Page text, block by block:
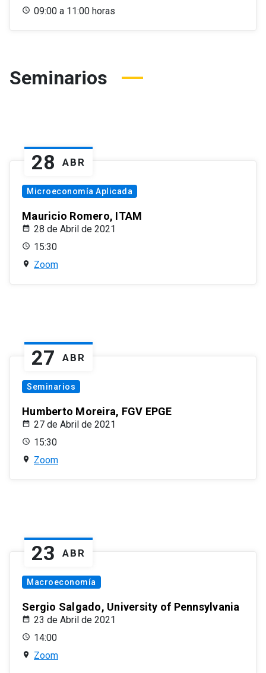
09:00 a 11:00 horas
Seminarios
28 ABR
Microeconomía Aplicada
Mauricio Romero, ITAM
28 de Abril de 2021
15:30
Zoom
27 ABR
Seminarios
Humberto Moreira, FGV EPGE
27 de Abril de 2021
15:30
Zoom
23 ABR
Macroeconomía
Sergio Salgado, University of Pennsylvania
23 de Abril de 2021
14:00
Zoom